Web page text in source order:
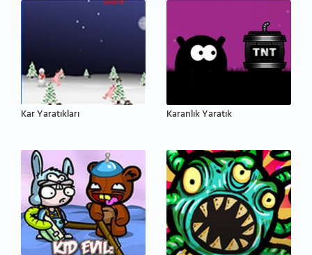
Kar Yaratıkları Karanlık Yaratık